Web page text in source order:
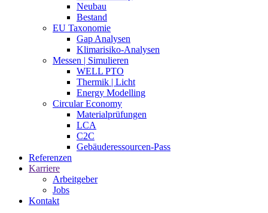
Neubau
Bestand
EU Taxonomie
Gap Analysen
Klimarisiko-Analysen
Messen | Simulieren
WELL PTO
Thermik | Licht
Energy Modelling
Circular Economy
Materialprüfungen
LCA
C2C
Gebäuderessourcen-Pass
Referenzen
Karriere
Arbeitgeber
Jobs
Kontakt